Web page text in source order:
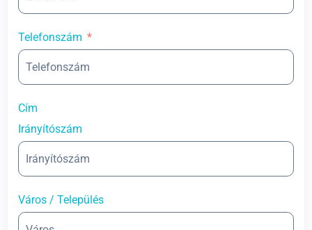
Telefonszám
Cím
Irányítószám
Város / Település